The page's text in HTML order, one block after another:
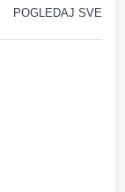
POGLEDAJ SVE